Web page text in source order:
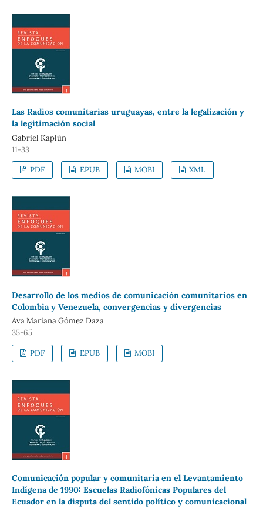
Las Radios comunitarias uruguayas, entre la legalización y
la legitimación social
Gabriel Kaplún
11-33
PDF EPUB MOBI XML
Desarrollo de los medios de comunicación comunitarios en
Colombia y Venezuela, convergencias y divergencias
Ava Mariana Gómez Daza
35-65
PDF EPUB MOBI
Comunicación popular y comunitaria en el Levantamiento
Indígena de 1990: Escuelas Radiofónicas Populares del
Ecuador en la disputa del sentido político y comunicacional